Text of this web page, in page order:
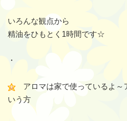
いろんな観点から
精油をひもとく1時間です☆
・
アロマは家で使っているよ～
いう方